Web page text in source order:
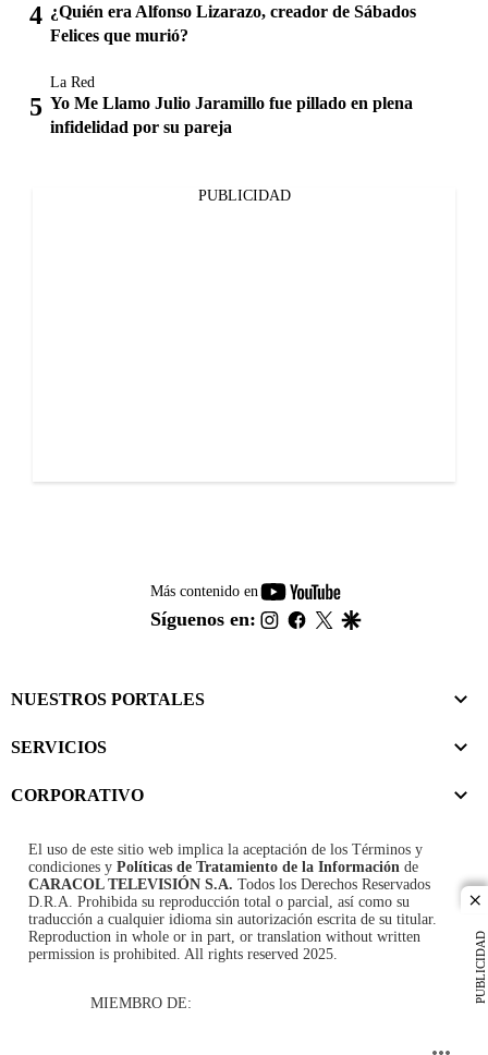
PUBLICIDAD
¿Quién era Alfonso Lizarazo, creador de Sábados
Felices que murió?
La Red
Yo Me Llamo Julio Jaramillo fue pillado en plena
infidelidad por su pareja
PUBLICIDAD
Más contenido en
youtube-
footer
Síguenos en: instagram
facebook
twitter
NUESTROS PORTALES
SERVICIOS
CORPORATIVO
El uso de este sitio web implica la aceptación de los Términos y
condiciones y Políticas de Tratamiento de la Información de
CARACOL TELEVISIÓN S.A. Todos los Derechos Reservados
D.R.A. Prohibida su reproducción total o parcial, así como su
traducción a cualquier idioma sin autorización escrita de su titular.
Reproduction in whole or in part, or translation without written
permission is prohibited. All rights reserved 2025.
MIEMBRO DE: